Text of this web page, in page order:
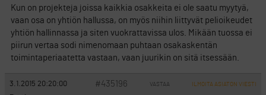
Kun on projekteja joissa kaikkia osakkeita ei ole saatu myytyä,
vaan osa on yhtiön hallussa, on myös niihin liittyvät pelioikeudet
yhtiön hallinnassa ja siten vuokrattavissa ulos. Mikään tuossa ei
piirun vertaa sodi nimenomaan puhtaan osakaskentän
toimintaperiaatetta vastaan, vaan juurikin on sitä itsessään.
3.1.2015 20:20:00 #435196 VASTAA ILMOITA ASIATON VIESTI